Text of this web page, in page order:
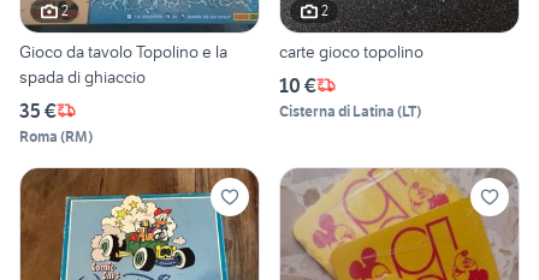
2
Gioco da tavolo Topolino e la
spada di ghiaccio
35 €
Roma (RM)
2
carte gioco topolino
10 €
Cisterna di Latina (LT)